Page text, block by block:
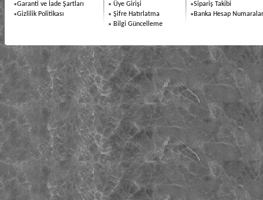
Garanti ve İade Şartları
Gizlilik Politikası
Üye Girişi
Şifre Hatırlatma
Bilgi Güncelleme
Sipariş Takibi
Banka Hesap